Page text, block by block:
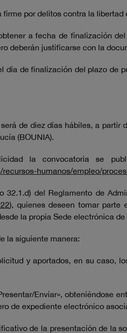
por delitos contra la libertad
a fecha de finalización
deberán justificarse con la
día de finalización del plazo
de diez días hábiles, a
(BOUNIA).
la convocatoria se
humanos/empleo/
del Reglamento de
), quienes deseen tomar parte
la propia Sede electrónica de
la siguiente manera:
y aportados, en su caso,
Enviar»,
de expediente electrónico
de la presentación de la